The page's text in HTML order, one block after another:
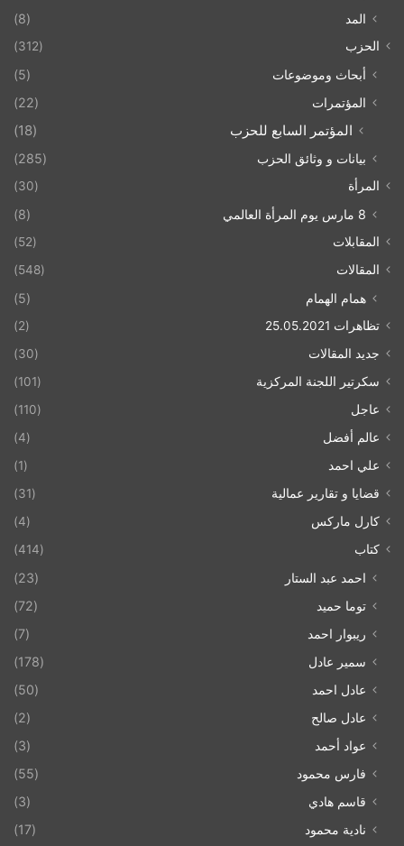
المد
(8)
الحزب (312)
أبحاث وموضوعات
(5)
المؤتمرات
(22)
المؤتمر السابع للحزب (18)
بيانات و وثائق الحزب (285)
المرأة (30)
8 مارس يوم المرأة العالمي (8)
المقابلات
(52)
المقالات
(548)
همام الهمام (5)
تظاهرات 25.05.2021
(2)
جديد المقالات
(30)
سكرتير اللجنة المركزية
(101)
عاجل
(110)
عالم أفضل
(4)
علي احمد
(1)
قضايا و تقارير عمالية
(31)
كارل ماركس
(4)
كتاب
(414)
احمد عبد الستار
(23)
توما حميد
(72)
ريبوار احمد
(7)
سمير عادل
(178)
عادل احمد
(50)
عادل صالح
(2)
عواد أحمد
(3)
فارس محمود
(55)
قاسم هادي
(3)
نادية محمود
(17)